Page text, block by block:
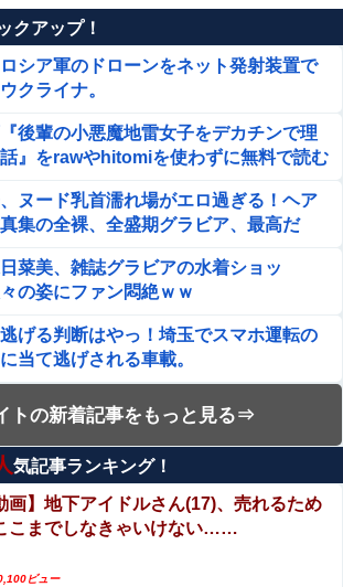
カーの試合中に落雷、選手1人が即死
級の映像」だと話題に・・・
クシーノースリーブ脇！！
にやられたJKがたくさんいるという事
さ、納豆パックの薄いフィルムって何
？って聞くわけ」
んが地上波にスピード復帰できる理由
らない模様w w w w w w w w
花嫁～無限快楽地獄～』をrawやhitomi
、税務調査で知り合った納税者の自宅に
1億5000万円頂戴するwww
ん、山でラーメンを食べたらおじさん
クアップ！
ロシア軍のドローンをネット発射装置で
クライナ。
後輩の小悪魔地雷女子をデカチンで理
』をrawやhitomiを使わずに無料で読む
ヌード乳首濡れ場がエロ過ぎる！ヘア
集の全裸、全盛期グラビア、最高だ
菜美、雑誌グラビアの水着ショッ
々の姿にファン悶絶ｗｗ
逃げる判断はやっ！埼玉でスマホ運転の
当て逃げされる車載。
『冥婚の花嫁～無限快楽地獄～』をraw
使わずに無料で読む方法│五梅
く助けられたな。岐阜の川で外国人が
まう事故。
猫に乳首ポロリさせられた10代美少女
イブ、500万再生越えｗｗｗ
トの新着記事をもっと見る⇒
気記事ランキング！
画】地下アイドルさん(17)、売れるため
こまでしなきゃいけない……
ビュー